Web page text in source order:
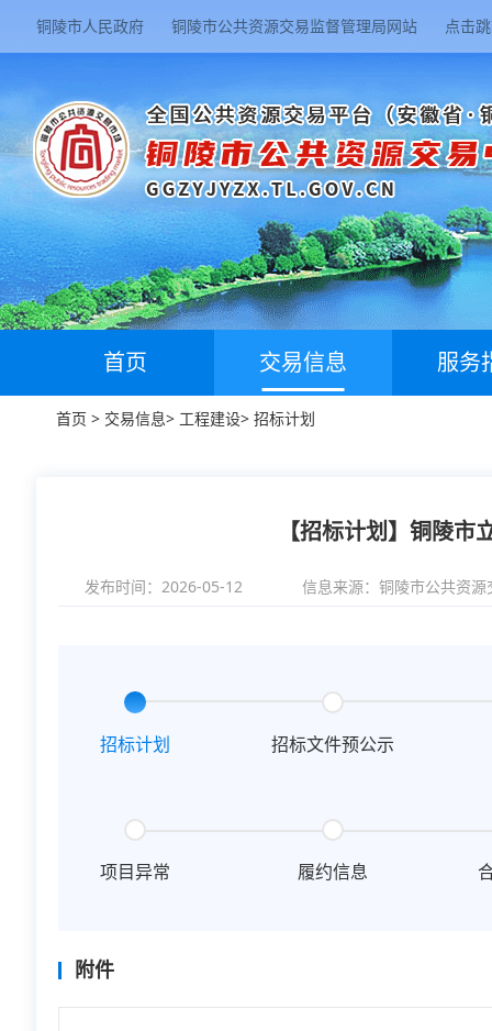
铜陵市人民政府 铜陵市公共资源交易监督管理局网站 点击
首页 交易信息 服务
首页 > 交易信息> 工程建设> 招标计划
【招标计划】铜陵
发布时间：2026-05-12 信息来源： 铜陵市公共资源
招标计划 招标文件预公示
履约信息
项目异常
附件